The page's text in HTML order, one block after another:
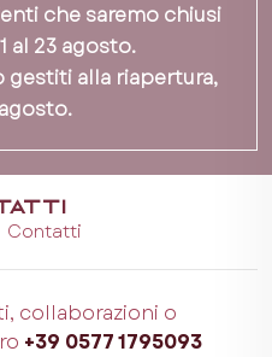
che saremo chiusi
al 23 agosto.
gestiti alla riapertura,
Contatti
collaborazioni o
+39 0577 1795093